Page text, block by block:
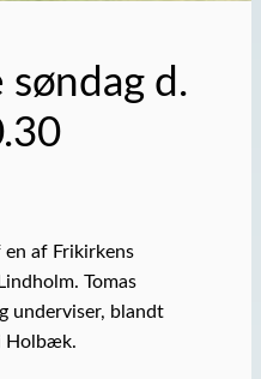
d.
en af Frikirkens
Tomas
underviser, blandt
Holbæk.